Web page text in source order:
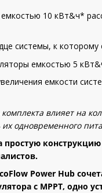
10 кВт&ч*
системы, к
емкостью 5
емкости
комплекта влияет на
одновременного
простую
Power Hub
с MPPT, одно